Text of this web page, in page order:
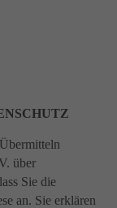
über
Sie die
an. Sie erklären